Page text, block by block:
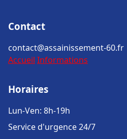
Contact
contact@assainissement-60.fr
Accueil Informations
Horaires
Lun-Ven: 8h-19h
Service d'urgence 24/7